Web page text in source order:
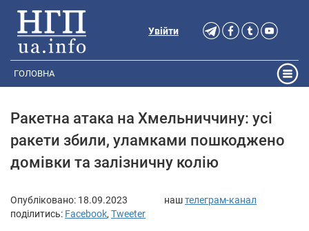
Увійти
ГОЛОВНА
Ракетна атака на Хмельниччину: усі
ракети збили, уламками пошкоджено
домівки та залізничну колію
Опубліковано: 18.09.2023 наштелеграм-канал
поділитись: Facebook, Tweeter